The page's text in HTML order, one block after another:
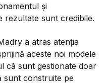
și
rezultate sunt credibile.
a atras atenția
aceste noi modele
că sunt gestionate doar
sunt construite pe